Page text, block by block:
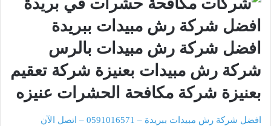
افضل شركة رش مبيدات ببريدة – 0591016571 – اتصل الآن